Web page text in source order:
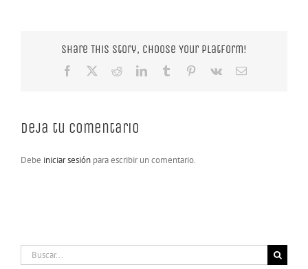
Share This Story, Choose Your Platform!
Facebook RedditLinkedInTumblr Pinterest
Vk
Correo
Deja tu comentario
Debe iniciar sesión para escribir un comentario.
Buscar: